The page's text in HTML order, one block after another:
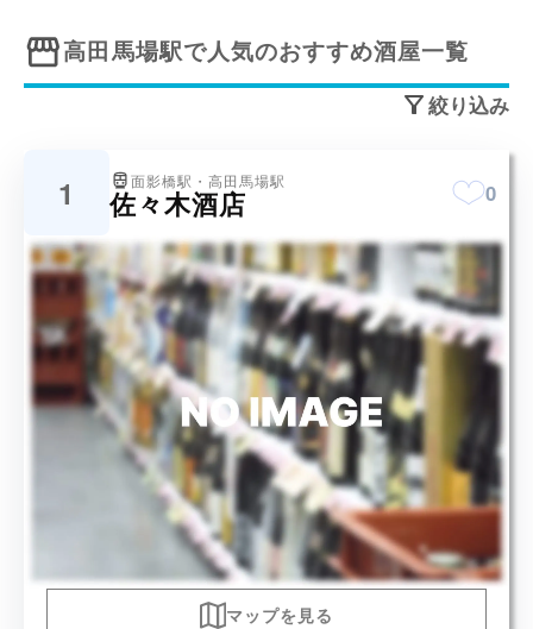
高田馬場駅で人気のおすすめ酒屋一覧
絞り込み
1 面影橋駅・高田馬場駅
佐々木酒店 0
マップを見る